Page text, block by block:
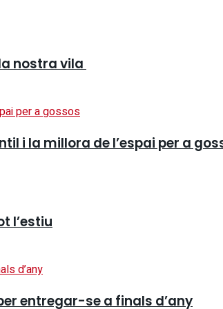
nostra vila
i la millora de l’espai per a
l’estiu
entregar-se a finals d’any